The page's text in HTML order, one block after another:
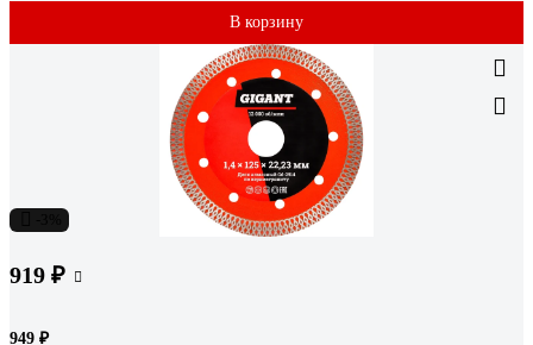
В корзину
919 ₽
949 ₽